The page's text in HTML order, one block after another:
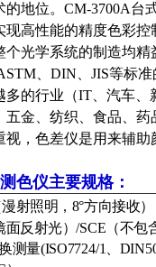
的地位。CM-3700A台
现高性能的精度色彩控
个光学系统的制造均精
、DIN、JIS等标准
多的行业（IT、汽车、
五金、纺织、食品、药
视，色差仪是用来辅助
色仪主要规格：
射照明，8°方向接收）
面反射光）/SCE（不包
测量(ISO7724/1、